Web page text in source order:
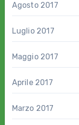
Agosto 2017
Luglio 2017
Maggio 2017
Aprile 2017
Marzo 2017